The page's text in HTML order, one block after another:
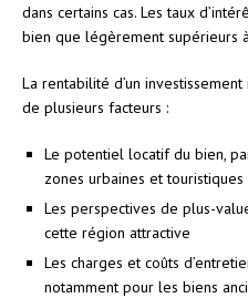
dans certains cas. Les taux
bien que légèrement supérieurs
La rentabilité d’un
de plusieurs facteurs :
Le potentiel locatif du bien,
zones urbaines et touristiques
Les perspectives de plus-
cette région attractive
Les charges et coûts
notamment pour les biens